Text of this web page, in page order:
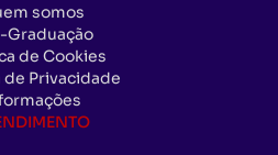
somos
Graduação
de Cookies
de Privacidade